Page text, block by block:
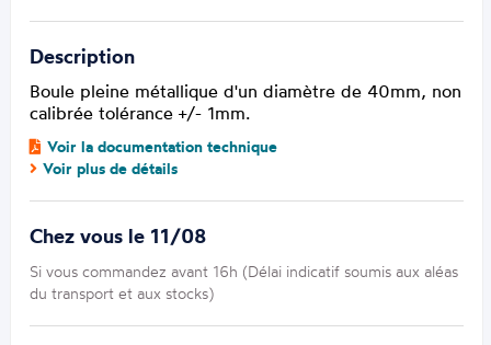
Description
Boule pleine métallique d'un diamètre de 40mm, non
calibrée tolérance +/- 1mm.
Voir la documentation technique
Voir plus de détails
Chez vous le 11/08
Si vous commandez avant 16h (Délai indicatif soumis aux aléas
du transport et aux stocks)